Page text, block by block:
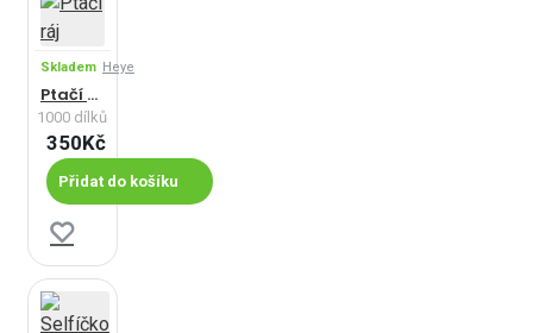
Skladem Heye
Ptačí ráj
1000 dílků
350Kč
Přidat do košíku